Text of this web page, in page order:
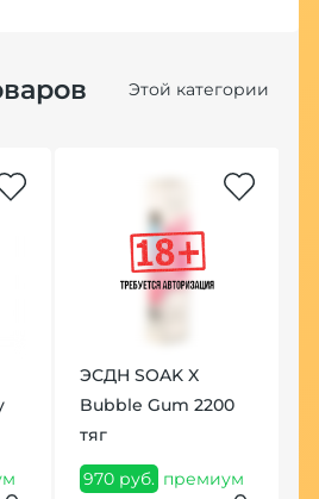
Этой категории
ЭСДН SOAK X
Bubble Gum 2200
тяг
970 руб. премиум